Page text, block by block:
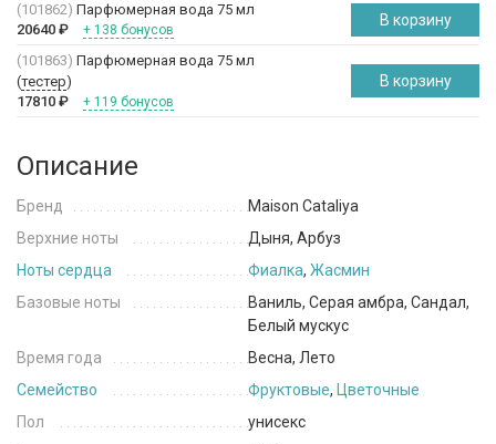
(101862) Парфюмерная вода 75 мл
20640 ₽ + 138 бонусов
В корзину
(101863) Парфюмерная вода 75 мл
(тестер)
17810 ₽ + 119 бонусов
В корзину
Описание
Бренд
Maison Cataliya
Верхние ноты
Дыня, Арбуз
Ноты сердца
Фиалка, Жасмин
Базовые ноты
Ваниль, Серая амбра, Сандал,
Белый мускус
Время года
Весна, Лето
Семейство
Фруктовые, Цветочные
Пол
унисекс